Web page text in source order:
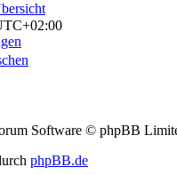
Software © phpBB
phpBB.de